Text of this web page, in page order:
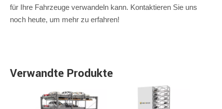
für Ihre Fahrzeuge verwandeln kann. Kontaktieren Sie uns
noch heute, um mehr zu erfahren!
Verwandte Produkte